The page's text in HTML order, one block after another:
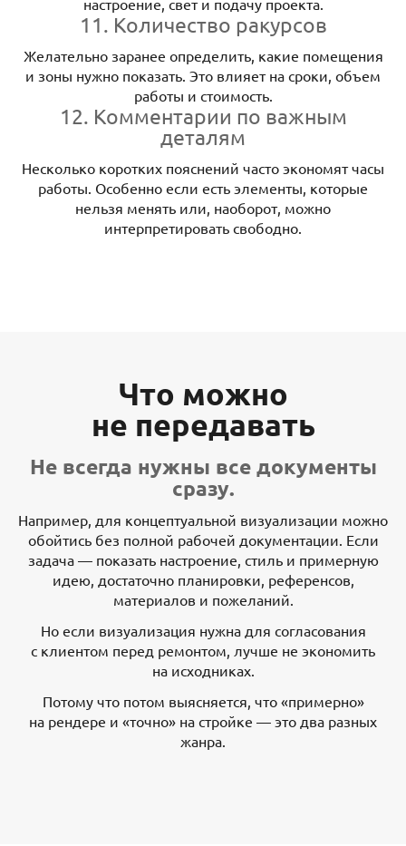
настроение, свет и подачу проекта.
11. Количество ракурсов
Желательно заранее определить, какие помещения
и зоны нужно показать. Это влияет на сроки, объем
работы и стоимость.
12. Комментарии по важным
деталям
Несколько коротких пояснений часто экономят часы
работы. Особенно если есть элементы, которые
нельзя менять или, наоборот, можно
интерпретировать свободно.
Что можно
не передавать
Не всегда нужны все документы
сразу.
Например, для концептуальной визуализации можно
обойтись без полной рабочей документации. Если
задача — показать настроение, стиль и примерную
идею, достаточно планировки, референсов,
материалов и пожеланий.
Но если визуализация нужна для согласования
с клиентом перед ремонтом, лучше не экономить
на исходниках.
Потому что потом выясняется, что «примерно»
на рендере и «точно» на стройке — это два разных
жанра.